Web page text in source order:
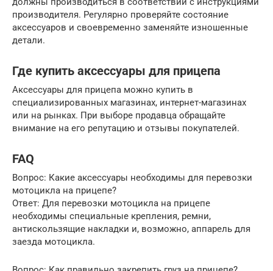
производителя. Регулярно проверяйте состояние
аксессуаров и своевременно заменяйте изношенные
детали.
Где купить аксессуары для прицепа
Аксессуары для прицепа можно купить в
специализированных магазинах, интернет-магазинах
или на рынках. При выборе продавца обращайте
внимание на его репутацию и отзывы покупателей.
FAQ
Вопрос: Какие аксессуары необходимы для перевозки
мотоцикла на прицепе?
Ответ: Для перевозки мотоцикла на прицепе
необходимы специальные крепления, ремни,
антискользящие накладки и, возможно, аппарель для
заезда мотоцикла.